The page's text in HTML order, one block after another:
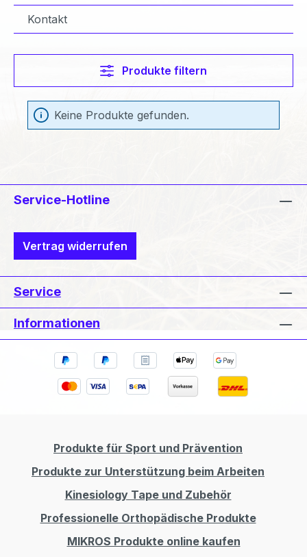
Kontakt
Produkte filtern
Keine Produkte gefunden.
Service-Hotline
Vertrag widerrufen
Service
Informationen
Produkte für Sport und Prävention
Produkte zur Unterstützung beim Arbeiten
Kinesiology Tape und Zubehör
Professionelle Orthopädische Produkte
MIKROS Produkte online kaufen